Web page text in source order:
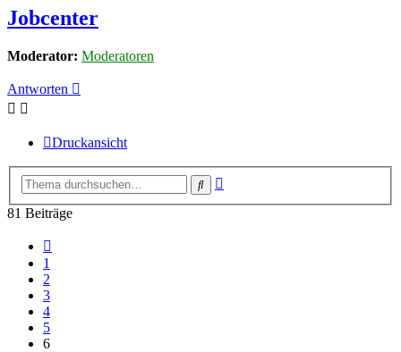
Jobcenter
Moderator: Moderatoren
Antworten
Druckansicht
Suche
81 Beiträge
1
2
3
4
5
6